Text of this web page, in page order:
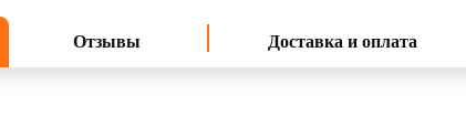
Отзывы Доставка и оплата